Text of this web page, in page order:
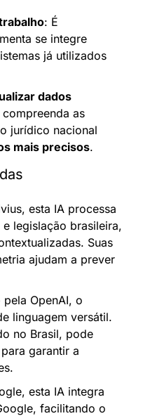
: É
se integre
já utilizados
dados
as
jurídico nacional
mais precisos.
esta IA processa
legislação brasileira,
Suas
ajudam a prever
OpenAI, o
linguagem versátil.
no Brasil, pode
garantir a
esta IA integra
facilitando o